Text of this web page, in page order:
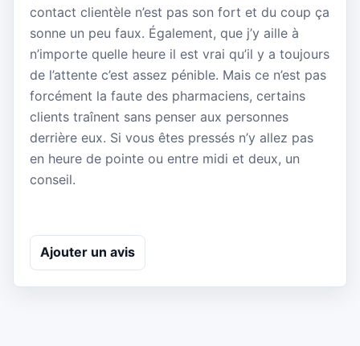
contact clientèle n’est pas son fort et du coup ça
sonne un peu faux. Également, que j’y aille à
n’importe quelle heure il est vrai qu’il y a toujours
de l’attente c’est assez pénible. Mais ce n’est pas
forcément la faute des pharmaciens, certains
clients traînent sans penser aux personnes
derrière eux. Si vous êtes pressés n’y allez pas
en heure de pointe ou entre midi et deux, un
conseil.
Ajouter un avis